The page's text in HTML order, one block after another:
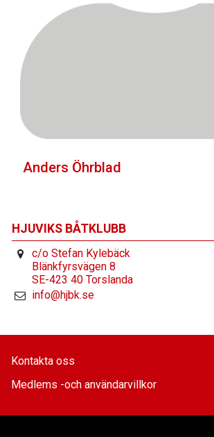
Anders Öhrblad
HJUVIKS BÅTKLUBB
c/o Stefan Kylebäck
Blänkfyrsvägen 8
SE-423 40 Torslanda
info@hjbk.se
Kontakta oss
Medlems -och användarvillkor